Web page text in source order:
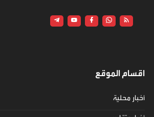
اقسام الموقع
أخبار محلية